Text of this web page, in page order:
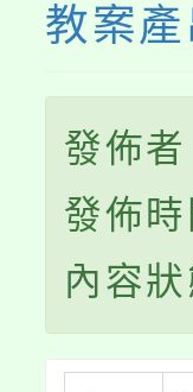
教案產
發佈
發佈
內容